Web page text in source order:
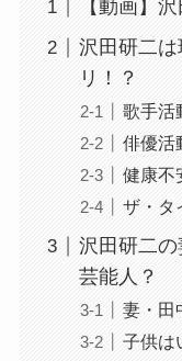
【動画】
沢田研二
リ！？
歌手活
俳優活
健康不
ザ・タ
沢田研二
芸能人？
妻・田
子供は